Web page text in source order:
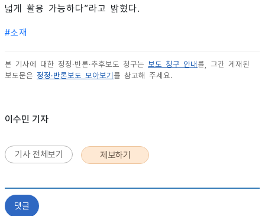
넓게 활용 가능하다”라고 밝혔다.
#소재
본 기사에 대한 정정·반론·추후보도 청구는 보도 청구 안내 를, 그간 게재된
보도문은 정정·반론보도 모아보기 를 참고해 주세요.
이수민 기자
기사 전체보기 제보하기
댓글